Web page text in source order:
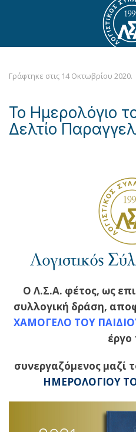
Skip to main content
Γράφτηκε στις 14 Οκτωβρίου 2020.
Το Ημερολόγιο
Δελτίο
O Λ.Σ.Α. φέτος, ως
συλλογική δράση,
ΧΑΜΟΓΕΛΟ ΤΟΥ
έργο
συνεργαζόμενος μαζί
ΗΜΕΡΟΛΟΓΙΟΥ